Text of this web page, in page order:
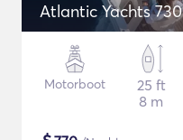
Atlantic Yachts 730
Motorboot
25 ft
8 m